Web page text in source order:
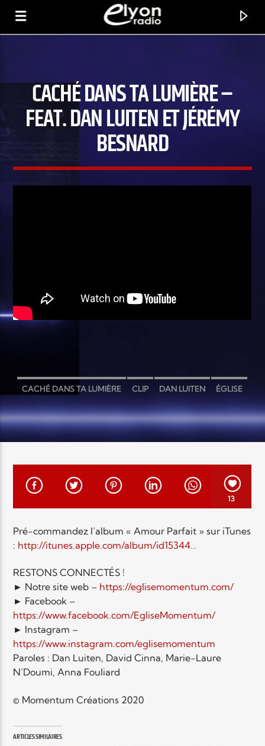
RADIO ELYON
POSITIVE ET ENCOURAGEANTE !
Radio Elyon
Elyon Hits
Elyon Kids
CACHÉ DANS TA LUMIÈRE –
FEAT. DAN LUITEN ET JÉRÉMY
BESNARD
CACHÉ DANS TA LUMIÈRE CLIP DAN LUITEN ÉGLISE
JÉRÉMY BESNARD MOMENTUM
13
Pré-commandez l’album « Amour Parfait » sur iTunes
: http://itunes.apple.com/album/id15344…
RESTONS CONNECTÉS !
► Notre site web – https://eglisemomentum.com/
► Facebook –
https://www.facebook.com/EgliseMomentum/
► Instagram –
https://www.instagram.com/eglisemomentum
Paroles : Dan Luiten, David Cinna, Marie-Laure
N’Doumi, Anna Fouliard
© Momentum Créations 2020
ARTICLES SIMILAIRES